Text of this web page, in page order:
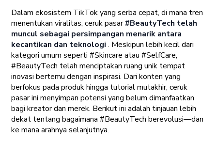
Dalam ekosistem TikTok yang serba cepat, di mana tren
menentukan viralitas, ceruk pasar#BeautyTech telah
muncul sebagai persimpangan menarik antara
kecantikan dan teknologi . Meskipun lebih kecil dari
kategori umum seperti #Skincare atau #SelfCare,
#BeautyTech telah menciptakan ruang unik tempat
inovasi bertemu dengan inspirasi. Dari konten yang
berfokus pada produk hingga tutorial mutakhir, ceruk
pasar ini menyimpan potensi yang belum dimanfaatkan
bagi kreator dan merek. Berikut ini adalah tinjauan lebih
dekat tentang bagaimana #BeautyTech berevolusi—dan
ke mana arahnya selanjutnya.